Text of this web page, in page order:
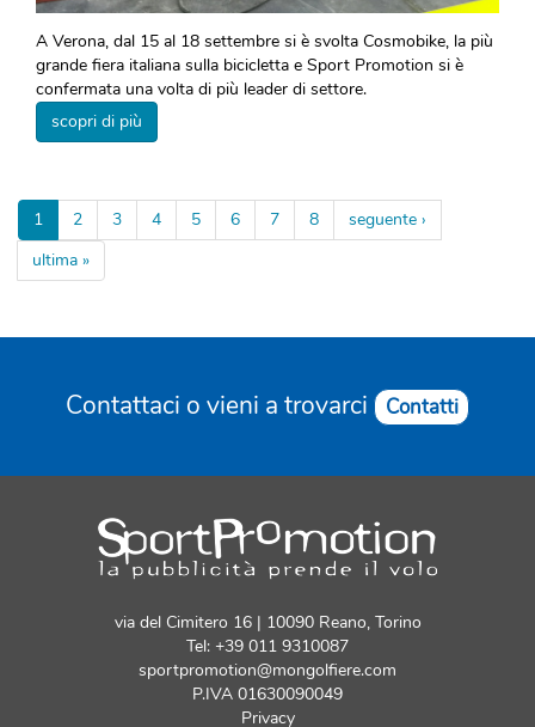
A Verona, dal 15 al 18 settembre si è svolta Cosmobike, la più
grande fiera italiana sulla bicicletta e Sport Promotion si è
confermata una volta di più leader di settore.
scopri di più
1 2 3 4 5 6 7 8
seguente ›
ultima »
Contattaci o vieni a trovarci Contatti
via del Cimitero 16 | 10090 Reano, Torino
Tel: +39 011 9310087
sportpromotion@mongolfiere.com
P.IVA 01630090049
Privacy